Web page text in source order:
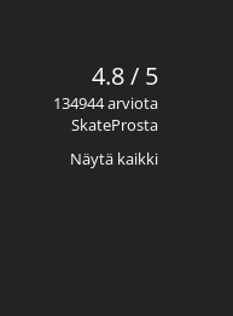
4.8 / 5
134944 arviota
SkateProsta
Näytä kaikki